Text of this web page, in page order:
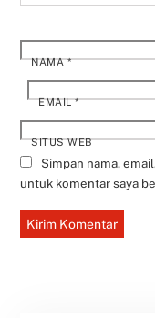
NAMA*
EMAIL*
SITUS WEB
Simpan nama,
untuk komentar saya